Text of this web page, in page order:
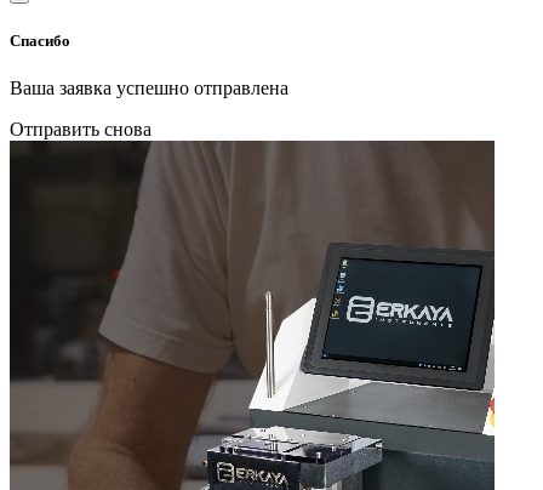
Спасибо
Ваша заявка успешно отправлена
Отправить снова